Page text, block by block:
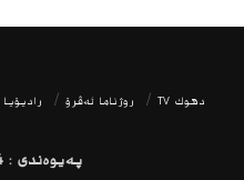
دھوك TV روژناما ئەڤرۆ
پەیوەندی : 07507464554